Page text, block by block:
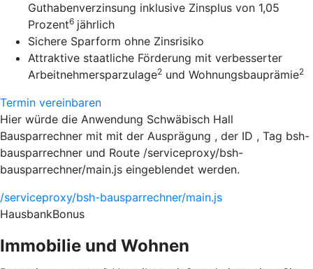
Guthabenverzinsung inklusive Zinsplus von 1,05
Prozent6 jährlich
Sichere Sparform ohne Zinsrisiko
Attraktive staatliche Förderung mit verbesserter
Arbeitnehmersparzulage2 und Wohnungsbauprämie2
Termin vereinbaren
Hier würde die Anwendung Schwäbisch Hall
Bausparrechner mit mit der Ausprägung , der ID , Tag bsh-
bausparrechner und Route /serviceproxy/bsh-
bausparrechner/main.js eingeblendet werden.
/serviceproxy/bsh-bausparrechner/main.js
HausbankBonus
Immobilie und Wohnen